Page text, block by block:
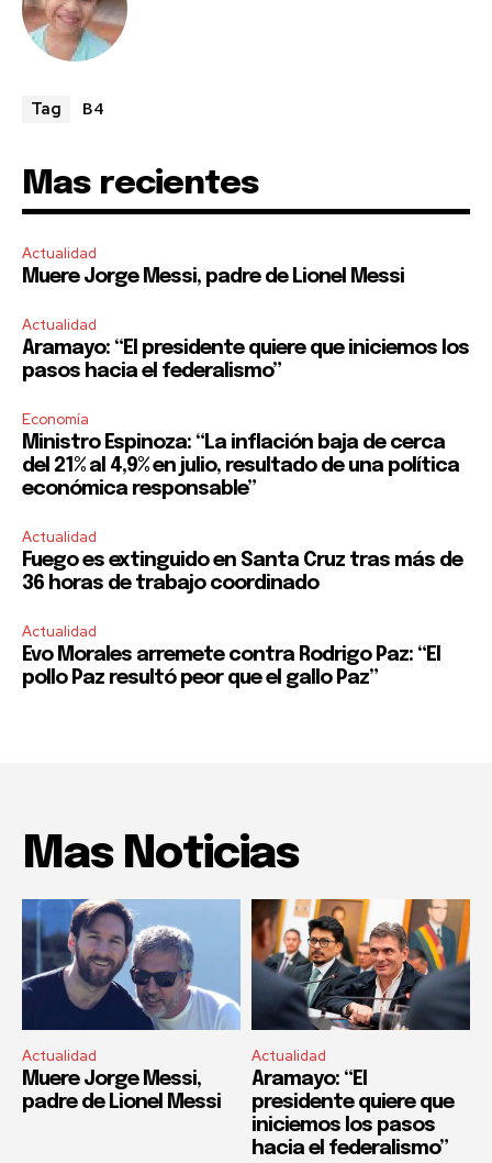
Tag B4
Mas recientes
Actualidad
Muere Jorge Messi, padre de Lionel Messi
Actualidad
Aramayo: “El presidente quiere que iniciemos los
pasos hacia el federalismo”
Economía
Ministro Espinoza: “La inflación baja de cerca
del 21% al 4,9% en julio, resultado de una política
económica responsable”
Actualidad
Fuego es extinguido en Santa Cruz tras más de
36 horas de trabajo coordinado
Actualidad
Evo Morales arremete contra Rodrigo Paz: “El
pollo Paz resultó peor que el gallo Paz”
Mas Noticias
Actualidad
Muere Jorge Messi,
padre de Lionel Messi
Actualidad
Aramayo: “El
presidente quiere que
iniciemos los pasos
hacia el federalismo”